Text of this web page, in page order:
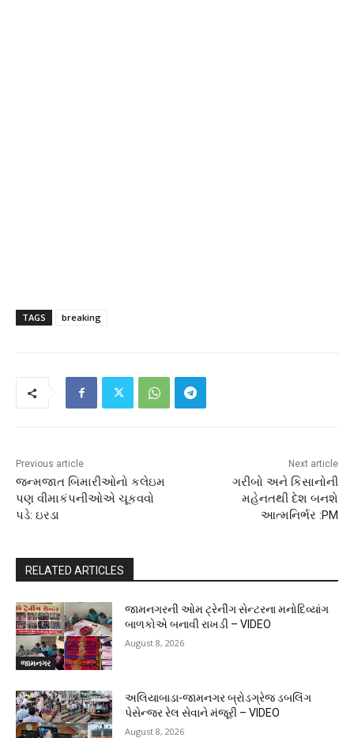
TAGS breaking
Previous article
જન્મજાત બિમારીઓનો કલેઇમ
પણ વીમાકંપનીઓએ ચૂકવવો
પડે: ઇરડા
Next article
ગરીબો અને કિસાનોની
મહેનતથી દેશ બનશે
આત્મનિર્ભર :PM
RELATED ARTICLES
જામનગર
જામનગરની ઓમ ટ્રેનીંગ સેન્ટરના મનોદિવ્યાંગ
બાળકોએ બનાવી રાખડી – VIDEO
August 8, 2026
અલિયાબાડા-જામનગર બ્રોડગ્રેજ ડબલિંગ
પેસેન્જર રેલ સેવાને મંજૂરી – VIDEO
August 8, 2026